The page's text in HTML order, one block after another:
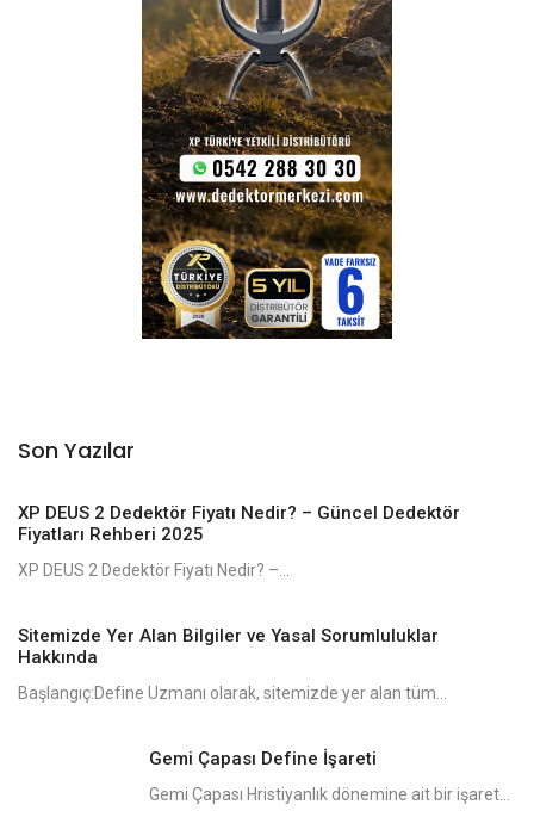
Son Yazılar
XP DEUS 2 Dedektör Fiyatı Nedir? – Güncel Dedektör
Fiyatları Rehberi 2025
XP DEUS 2 Dedektör Fiyatı Nedir? –...
Sitemizde Yer Alan Bilgiler ve Yasal Sorumluluklar
Hakkında
Başlangıç:Define Uzmanı olarak, sitemizde yer alan tüm...
Gemi Çapası Define İşareti
Gemi Çapası Hristiyanlık dönemine ait bir işaret...